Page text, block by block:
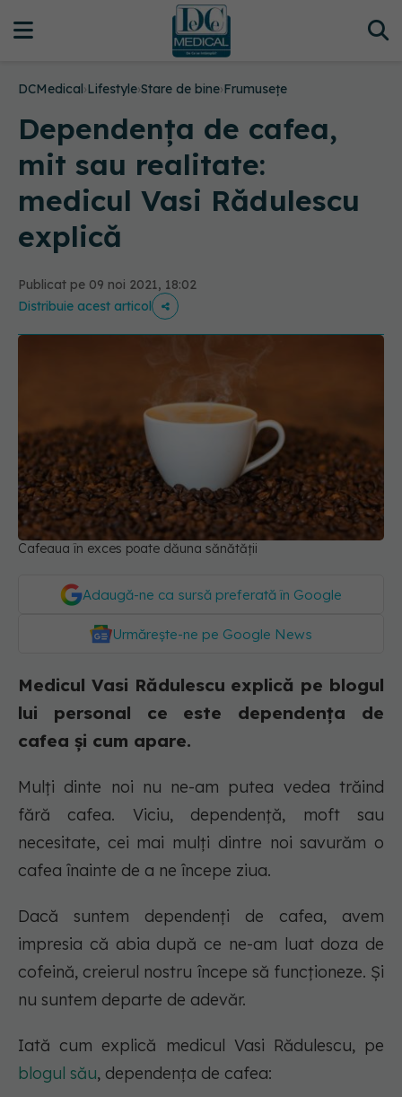
DCMedical›Lifestyle›Stare de bine›Frumusețe
Dependența de cafea,
mit sau realitate:
medicul Vasi Rădulescu
explică
Publicat pe 09 noi 2021, 18:02
Distribuie acest articol
Cafeaua în exces poate dăuna sănătății
Adaugă-ne ca sursă preferată în Google
Urmărește-ne pe Google News
Medicul Vasi Rădulescu explică pe blogul
lui personal ce este dependența de
cafea și cum apare.
Mulți dinte noi nu ne-am putea vedea trăind
fără cafea. Viciu, dependență, moft sau
necesitate, cei mai mulți dintre noi savurăm o
cafea înainte de a ne începe ziua.
Dacă suntem dependenți de cafea, avem
impresia că abia după ce ne-am luat doza de
cofeină, creierul nostru începe să funcționeze. Și
nu suntem departe de adevăr.
Iată cum explică medicul Vasi Rădulescu, pe
blogul său, dependența de cafea: